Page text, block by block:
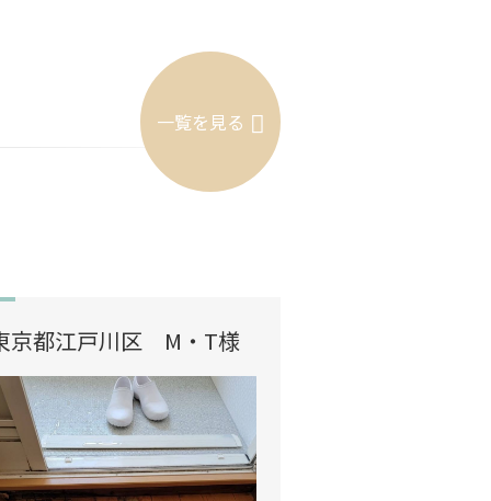
一覧を見る
京都江戸川区 M・T様